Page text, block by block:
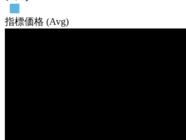
指標価格 (Avg)